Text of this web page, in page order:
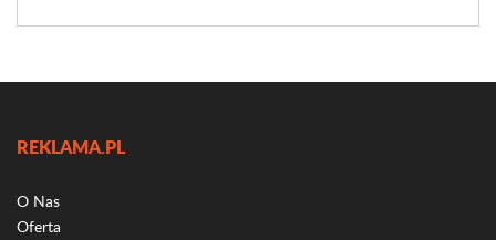
REKLAMA.PL
O Nas
Oferta